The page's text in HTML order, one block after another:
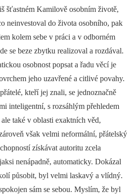
šťastném Kamilově osobním životě,
neinvestoval do života osobního, pak
kolem sebe v práci a v odborném
se beze zbytku realizoval a rozdával.
osobnost popsat a řadu věcí je
jeho uzavřené a citlivé povahy.
kteří jej znali, se jednoznačně
inteligentní, s rozsáhlým přehledem
také v oblasti exaktních věd,
však velmi neformální, přátelský
získávat autoritu zcela
nenápadně, automaticky. Dokázal
působit, byl velmi laskavý a vlídný.
sám se sebou. Myslím, že byl